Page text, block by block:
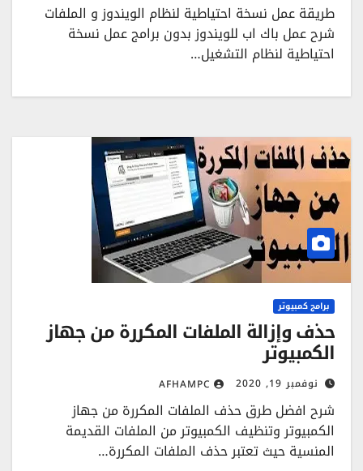
طريقة عمل نسخة احتياطية لنظام الويندوز و الملفات
شرح عمل باك اب للويندوز بدون برامج عمل نسخة
احتياطية لنظام التشغيل…
برامج كمبيوتر
حذف وإزالة الملفات المكررة من جهاز
الكمبيوتر
نوفمبر 19, 2020 AFHAMPC
شرح افضل طرق حذف الملفات المكررة من جهاز
الكمبيوتر وتنظيف الكمبيوتر من الملفات القديمة
المنسية حيث تعتبر حذف الملفات المكررة…